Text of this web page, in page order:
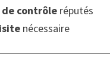
contrôle réputés
nécessaire